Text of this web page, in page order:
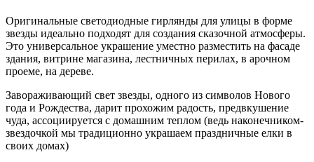
Оригинальные светодиодные гирлянды для улицы в форме
звезды идеально подходят для создания сказочной атмосферы.
Это универсальное украшение уместно разместить на фасаде
здания, витрине магазина, лестничных перилах, в арочном
проеме, на дереве.
Завораживающий свет звезды, одного из символов Нового
года и Рождества, дарит прохожим радость, предвкушение
чуда, ассоциируется с домашним теплом (ведь наконечником-
звездочкой мы традиционно украшаем праздничные елки в
своих домах)